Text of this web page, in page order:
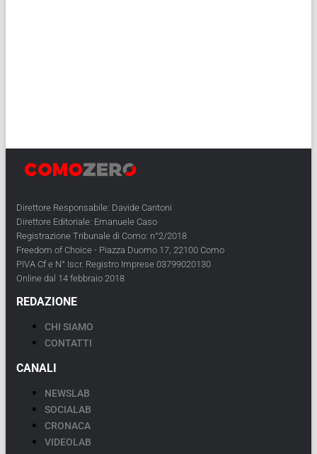
Direttore Responsabile: Davide Cantoni
Direttore Editoriale: Emanuele Caso
Registrazione Tribunale di Como: n°2/2018
Freedom of Choice - Piazza Duomo 17, 22100 Como
PIVA Cf e N° Iscr. Registro Imprese 03799020130
Online dal 14 febbraio 2018
REDAZIONE
CHI SIAMO
CONTATTI
CANALI
NEWSLAB
SOCIALAB
CRONACA
VIDEOLAB